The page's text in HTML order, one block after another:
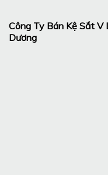
Công Ty Bán Kệ Sắt
Dương